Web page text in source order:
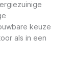
keuze
als in een